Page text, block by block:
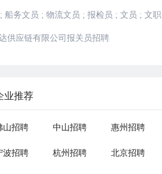
; 船务文员 ; 物流文员 ; 报检员 ; 文员 ; 文职
供应链有限公司报关员招聘
业推荐
山招聘 中山招聘 惠州招聘
波招聘 杭州招聘 北京招聘